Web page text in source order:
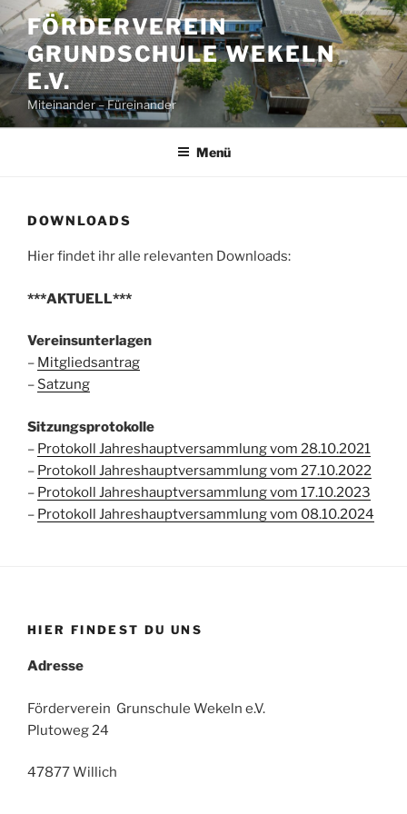
Zum
Inhalt
springen
FÖRDERVEREIN
GRUNDSCHULE WEKELN
E.V.
Miteinander – Füreinander
Menü
DOWNLOADS
Hier findet ihr alle relevanten Downloads:
***AKTUELL***
Vereinsunterlagen
– Mitgliedsantrag
– Satzung
Sitzungsprotokolle
– Protokoll Jahreshauptversammlung vom 28.10.2021
– Protokoll Jahreshauptversammlung vom 27.10.2022
– Protokoll Jahreshauptversammlung vom 17.10.2023
– Protokoll Jahreshauptversammlung vom 08.10.2024
HIER FINDEST DU UNS
Adresse
Förderverein Grunschule Wekeln e.V.
Plutoweg 24
47877 Willich